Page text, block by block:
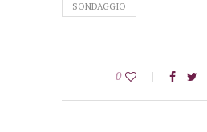
SONDAGGIO
0